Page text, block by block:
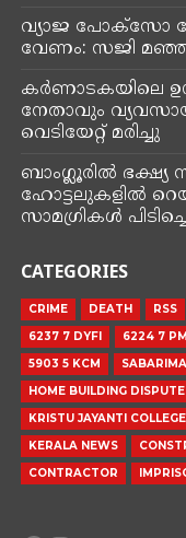
വ്യാജ പോക്സോ
വേണം: സജി
കർണാടകയിലെ
നേതാവും
വെടിയേറ്റ് മരിച്ചു
ബാംഗ്ലൂരിൽ
ഹോട്ടലുകളിൽ
സാമഗ്രികൾ
CATEGORIES
CRIME DEATH RSS
6237 7 DYFI
6224 7
5903 5 KCM
HOME BUILDING DISPUTE
KRISTU JAYANTI COLLEGE
KERALA NEWS
CONTRACTOR